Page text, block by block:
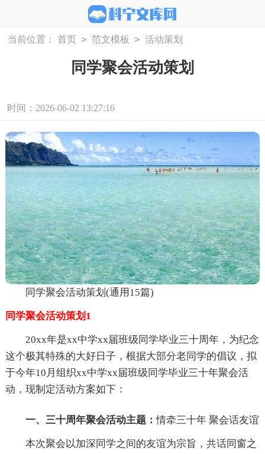
当前位置： 首页 > 范文模板 > 活动策划
同学聚会活动策划
时间：2026-06-02 13:27:16
同学聚会活动策划(通用15篇)
同学聚会活动策划1
20xx年是xx中学xx届班级同学毕业三十周年，为纪念
这个极其特殊的大好日子，根据大部分老同学的倡议，拟
于今年10月组织xx中学xx届班级同学毕业三十年聚会活
动，现制定活动方案如下：
一、三十周年聚会活动主题：情牵三十年 聚会话友谊
本次聚会以加深同学之间的友谊为宗旨，共话同窗之